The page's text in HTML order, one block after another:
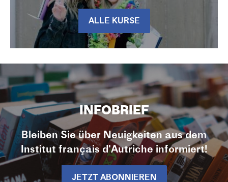
ALLE KURSE
INFOBRIEF
Bleiben Sie über Neuigkeiten aus dem
Institut français d'Autriche informiert!
JETZT ABONNIEREN